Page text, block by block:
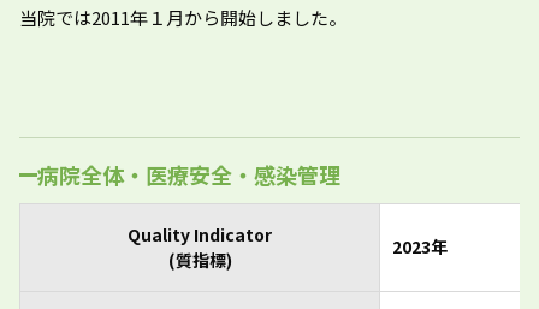
当院では2011年１月から開始しました。
病院全体・医療安全・感染管理
Quality Indicator
(質指標)
2023年